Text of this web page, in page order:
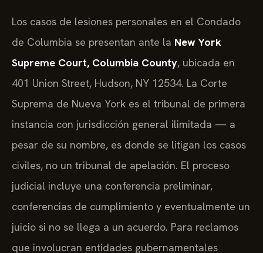
Los casos de lesiones personales en el Condado
de Columbia se presentan ante la New York
Supreme Court, Columbia County, ubicada en
401 Union Street, Hudson, NY 12534. La Corte
Suprema de Nueva York es el tribunal de primera
instancia con jurisdicción general ilimitada — a
pesar de su nombre, es donde se litigan los casos
civiles, no un tribunal de apelación. El proceso
judicial incluye una conferencia preliminar,
conferencias de cumplimiento y eventualmente un
juicio si no se llega a un acuerdo. Para reclamos
que involucran entidades gubernamentales